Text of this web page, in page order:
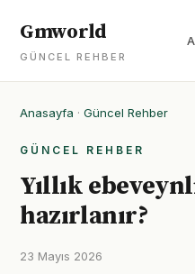
Gmworld
GÜNCEL REHBER
Anasayfa · Güncel Rehber
GÜNCEL REHBER
Yıllık
hazırlanır?
23 Mayıs 2026